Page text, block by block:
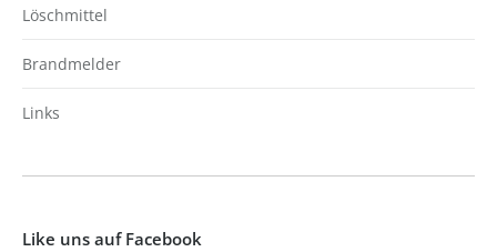
Löschmittel
Brandmelder
Links
Like uns auf Facebook